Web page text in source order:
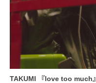
TAKUMI 『love too much』